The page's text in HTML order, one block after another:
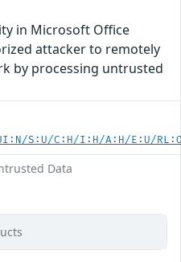
in Microsoft Office
attacker to remotely
by processing untrusted
S:U/C:H/I:H/A:H/E:U/
Data